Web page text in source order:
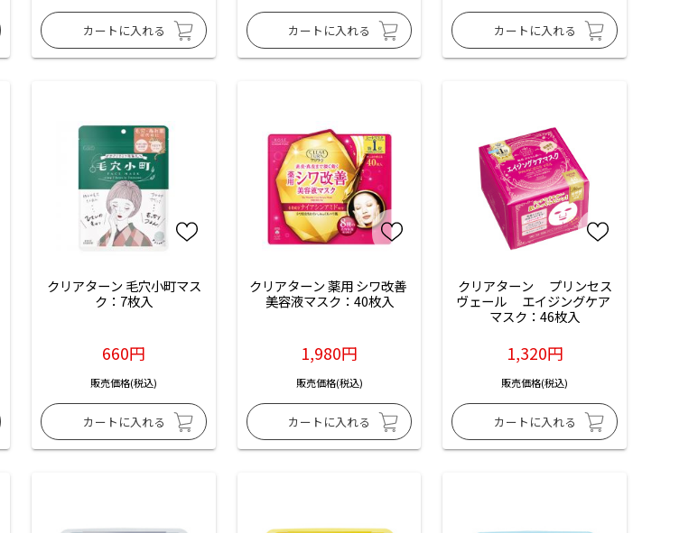
クリアターン 毛穴小町マス
ク：7枚入
660円
販売価格(税込)
クリアターン 薬用 シワ改善
美容液マスク：40枚入
1,980円
販売価格(税込)
クリアターン　 プリンセス
ヴェール　 エイジングケア
マスク：46枚入
1,320円
販売価格(税込)